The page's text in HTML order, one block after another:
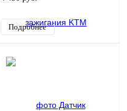
Подробнее